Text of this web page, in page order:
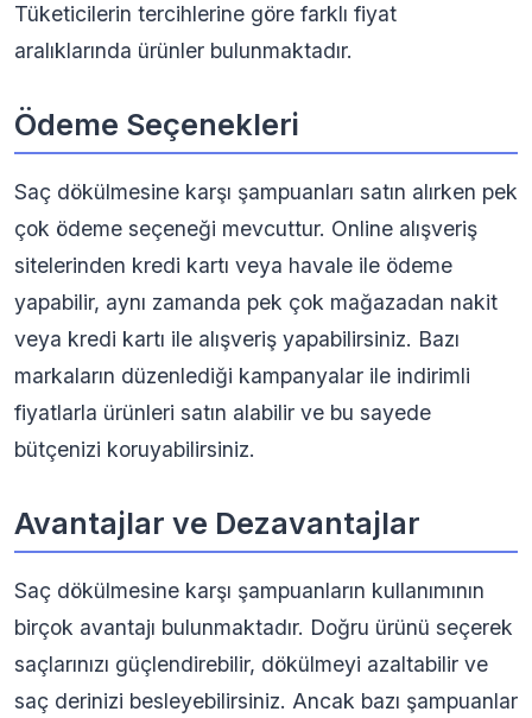
Tüketicilerin tercihlerine göre farklı fiyat
aralıklarında ürünler bulunmaktadır.
Ödeme Seçenekleri
Saç dökülmesine karşı şampuanları satın alırken pek
çok ödeme seçeneği mevcuttur. Online alışveriş
sitelerinden kredi kartı veya havale ile ödeme
yapabilir, aynı zamanda pek çok mağazadan nakit
veya kredi kartı ile alışveriş yapabilirsiniz. Bazı
markaların düzenlediği kampanyalar ile indirimli
fiyatlarla ürünleri satın alabilir ve bu sayede
bütçenizi koruyabilirsiniz.
Avantajlar ve Dezavantajlar
Saç dökülmesine karşı şampuanların kullanımının
birçok avantajı bulunmaktadır. Doğru ürünü seçerek
saçlarınızı güçlendirebilir, dökülmeyi azaltabilir ve
saç derinizi besleyebilirsiniz. Ancak bazı şampuanlar